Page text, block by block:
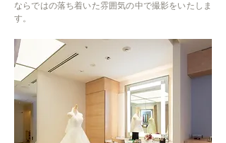
ならではの落ち着いた雰囲気の中で撮影をいたしま
す。